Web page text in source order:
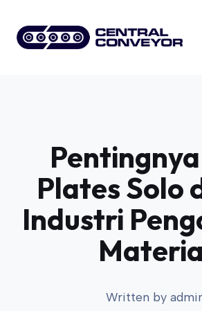
content
Plates Solo
Industri
Written by